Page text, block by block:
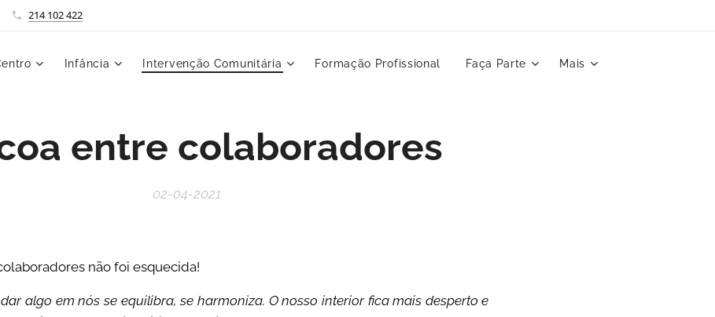
214 102 422
Infância Intervenção Comunitária Formação Profissional Faça Parte Mais
entre colaboradores
02-04-2021
não foi esquecida!
algo em nós se equilibra, se harmoniza. O nosso interior fica mais desperto e